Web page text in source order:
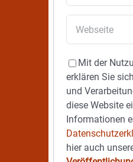
Mit der
erklären Sie
und
diese Website
Informationen
hier auch